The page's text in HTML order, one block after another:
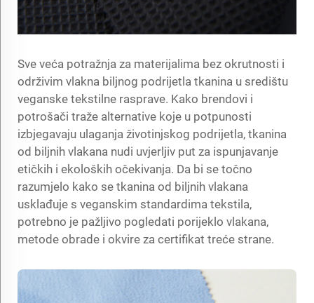
Sve veća potražnja za materijalima bez okrutnosti i
održivim vlakna biljnog podrijetla tkanina u središtu
veganske tekstilne rasprave. Kako brendovi i
potrošači traže alternative koje u potpunosti
izbjegavaju ulaganja životinjskog podrijetla, tkanina
od biljnih vlakana nudi uvjerljiv put za ispunjavanje
etičkih i ekoloških očekivanja. Da bi se točno
razumjelo kako se tkanina od biljnih vlakana
usklađuje s veganskim standardima tekstila,
potrebno je pažljivo pogledati porijeklo vlakana,
metode obrade i okvire za certifikat treće strane.